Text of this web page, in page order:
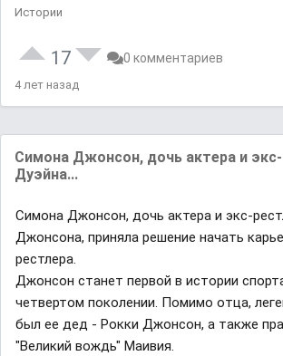
Истории
17 0 комментариев
4 лет назад
Симона Джонсон, дочь актера и
Дуэйна...
Симона Джонсон, дочь актера и экс-
Джонсона, приняла решение начать
рестлера.
Джонсон станет первой в истории
четвертом поколении. Помимо отца,
был ее дед - Рокки Джонсон, а также
"Великий вождь" Маивия.